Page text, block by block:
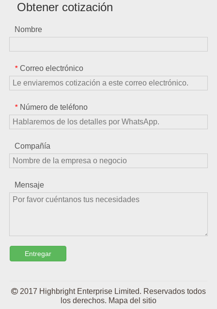
Obtener cotización
Nombre
* Correo electrónico
* Número de teléfono
Compañía
Mensaje
Entregar
 2017 Highbright Enterprise Limited. Reservados todos
los derechos. Mapa del sitio